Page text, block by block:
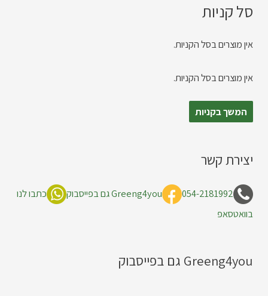
סל קניות
אין מוצרים בסל הקניות.
אין מוצרים בסל הקניות.
המשך בקניות
יצירת קשר
054-2181992 Greeng4you גם בפייסבוק
כתבו לנו
בוואטסאפ
Greeng4you גם בפייסבוק